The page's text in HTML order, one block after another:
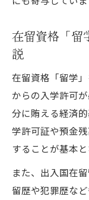
在留資格「留
説
在留資格「留学
からの入学許可
分に賄える経済
学許可証や預金
することが基本と
また、出入国在
留歴や犯罪歴な